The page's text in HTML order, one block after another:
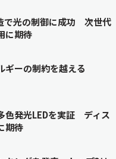
で光の制御に成功 次世代
に期待
ギーの制約を越える
色発光LEDを実証 ディス
期待